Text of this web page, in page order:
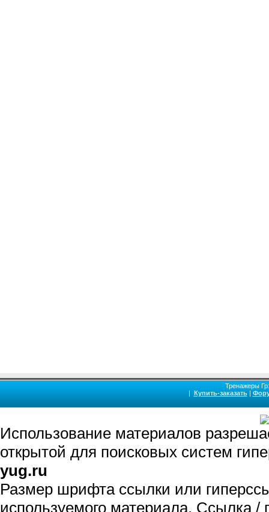
Массажная кровать купить для массажа спины массажный
позвоночника, растяжка позвоночника, разгрузка позвоночника,
сколиоза, межпозвоночной грыжи, грыжи диска, протрузии, кифоза,
Тренажеры
| Купить-заказать|
Использование материалов
открытой для поисковых систем
yug.ru
Размер шрифта ссылки или
используемого материала. Ссылка /